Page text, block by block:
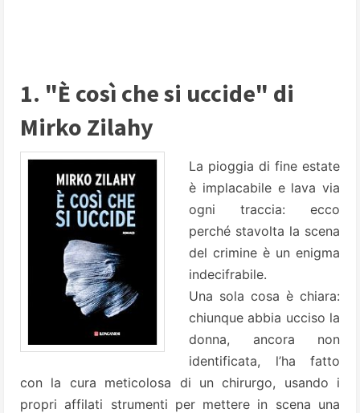
1. "È così che si uccide" di
Mirko Zilahy
La pioggia di fine estate
è implacabile e lava via
ogni traccia: ecco
perché stavolta la scena
del crimine è un enigma
indecifrabile.
Una sola cosa è chiara:
chiunque abbia ucciso la
donna, ancora non
identificata, l’ha fatto
con la cura meticolosa di un chirurgo, usando i
propri affilati strumenti per mettere in scena una